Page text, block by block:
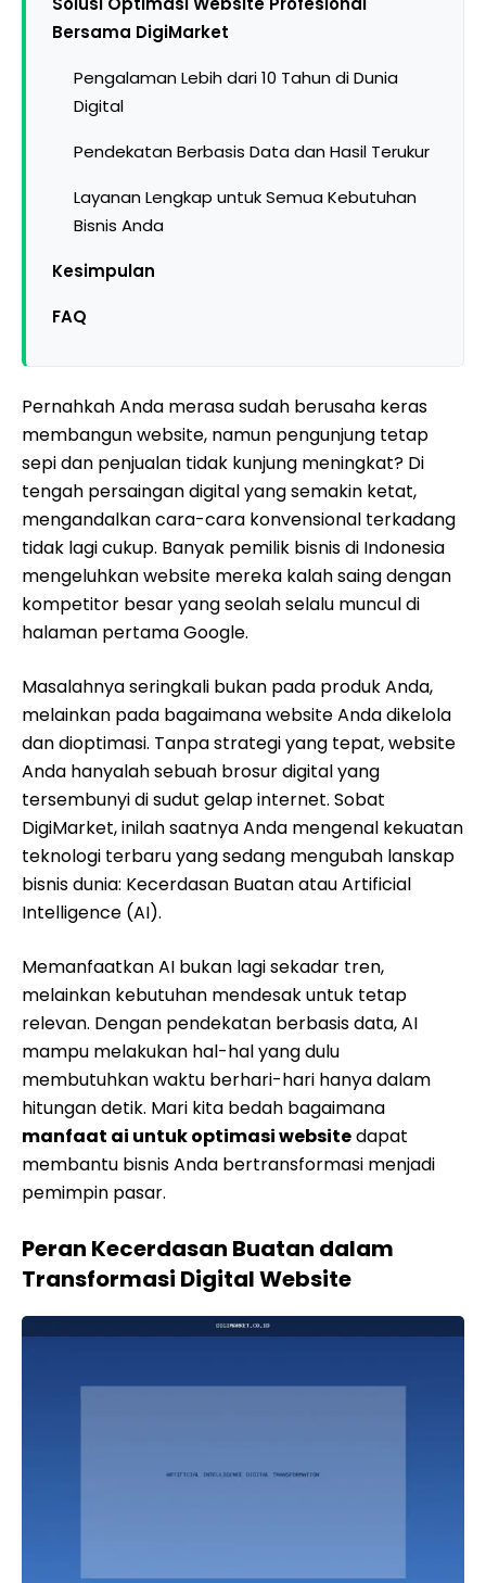
Bersama DigiMarket
Pengalaman Lebih dari 10 Tahun di Dunia
Digital
Pendekatan Berbasis Data dan Hasil Terukur
Layanan Lengkap untuk Semua Kebutuhan
Bisnis Anda
Kesimpulan
FAQ
Pernahkah Anda merasa sudah berusaha keras
membangun website, namun pengunjung tetap
sepi dan penjualan tidak kunjung meningkat? Di
tengah persaingan digital yang semakin ketat,
mengandalkan cara-cara konvensional terkadang
tidak lagi cukup. Banyak pemilik bisnis di Indonesia
mengeluhkan website mereka kalah saing dengan
kompetitor besar yang seolah selalu muncul di
halaman pertama Google.
Masalahnya seringkali bukan pada produk Anda,
melainkan pada bagaimana website Anda dikelola
dan dioptimasi. Tanpa strategi yang tepat, website
Anda hanyalah sebuah brosur digital yang
tersembunyi di sudut gelap internet. Sobat
DigiMarket, inilah saatnya Anda mengenal kekuatan
teknologi terbaru yang sedang mengubah lanskap
bisnis dunia: Kecerdasan Buatan atau Artificial
Intelligence (AI).
Memanfaatkan AI bukan lagi sekadar tren,
melainkan kebutuhan mendesak untuk tetap
relevan. Dengan pendekatan berbasis data, AI
mampu melakukan hal-hal yang dulu
membutuhkan waktu berhari-hari hanya dalam
hitungan detik. Mari kita bedah bagaimana
manfaat ai untuk optimasi websitedapat
membantu bisnis Anda bertransformasi menjadi
pemimpin pasar.
Peran Kecerdasan Buatan dalam
Transformasi Digital Website